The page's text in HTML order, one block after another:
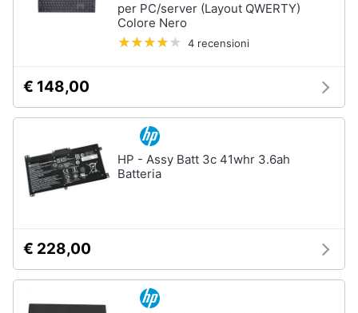
per PC/server (Layout QWERTY)
Colore Nero
4 recensioni
€ 148,00
HP - Assy Batt 3c 41whr 3.6ah
Batteria
€ 228,00